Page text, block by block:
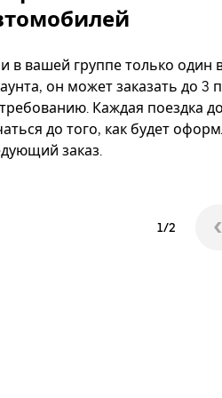
в вашей группе только один
он может заказать до 3
Каждая поездка
до того, как будет
заказ.
1/2